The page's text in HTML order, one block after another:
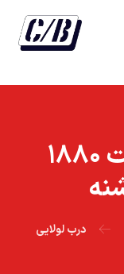
درب لولايي ۱۳سانت ۱۸۸۰
درب لولایی